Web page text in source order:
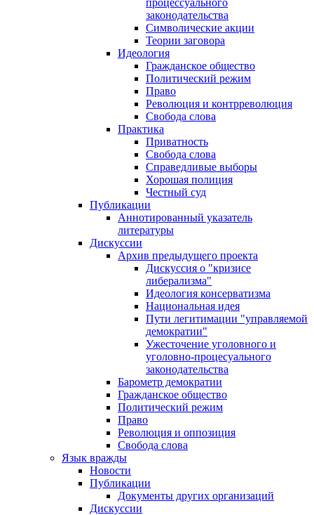
процессуального
законодательства
Символические акции
Теории заговора
Идеология
Гражданское общество
Политический режим
Право
Революция и контрреволюция
Свобода слова
Практика
Приватность
Свобода слова
Справедливые выборы
Хорошая полиция
Честный суд
Публикации
Аннотированный указатель
литературы
Дискуссии
Архив предыдущего проекта
Дискуссия о "кризисе
либерализма"
Идеология консерватизма
Национальная идея
Пути легитимации "управляемой
демократии"
Ужесточение уголовного и
уголовно-процесуального
законодательства
Барометр демократии
Гражданское общество
Политический режим
Право
Революция и оппозиция
Свобода слова
Язык вражды
Новости
Публикации
Документы других организаций
Дискуссии